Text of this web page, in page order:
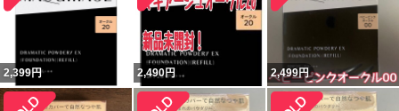
2,399円 2,490円 2,499円